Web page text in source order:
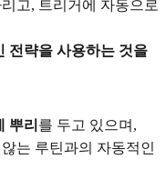
고, 트리거에 자동으로
전략을 사용하는 것을
뿌리 를 두고 있으며,
는 루틴과의 자동적인